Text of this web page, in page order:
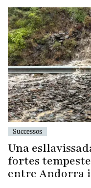
Successos
Una
fortes
entre Andorra